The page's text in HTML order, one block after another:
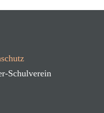
Schulverein